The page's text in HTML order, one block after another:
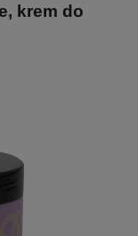
krem do